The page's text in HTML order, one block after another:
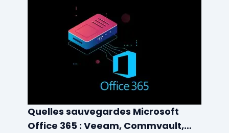
Quelles sauvegardes Microsoft
Office 365 : Veeam, Commvault,